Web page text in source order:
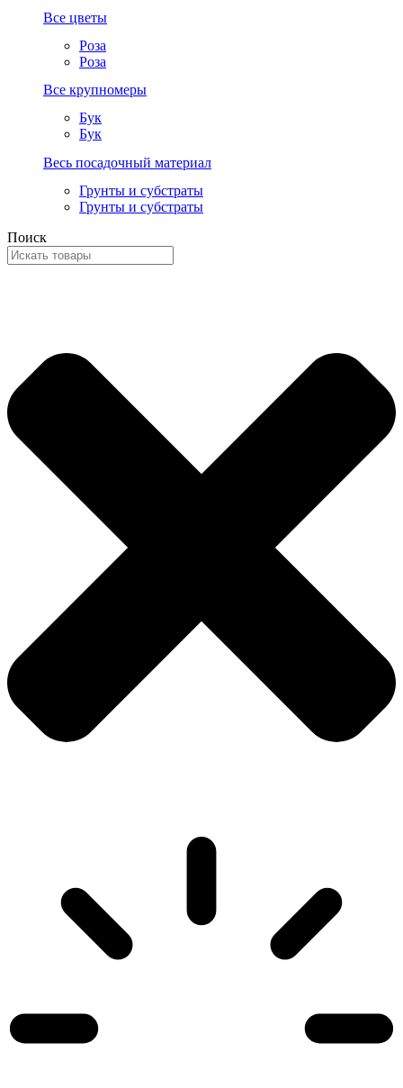
Все цветы
Роза
Роза
Все крупномеры
Бук
Бук
Весь посадочный материал
Грунты и субстраты
Грунты и субстраты
Поиск